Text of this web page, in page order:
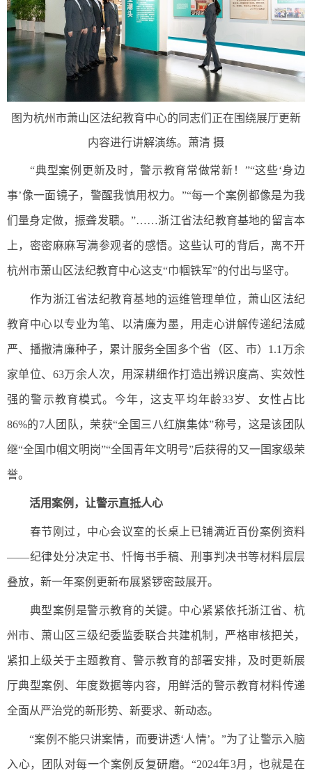
图为杭州市萧山区法纪教育中心的同志们正在围绕展厅更新
内容进行讲解演练。萧清 摄
“典型案例更新及时，警示教育常做常新！”“这些‘身边
事’像一面镜子，警醒我慎用权力。”“每一个案例都像是为我
们量身定做，振聋发聩。”……浙江省法纪教育基地的留言本
上，密密麻麻写满参观者的感悟。这些认可的背后，离不开
杭州市萧山区法纪教育中心这支“巾帼铁军”的付出与坚守。
作为浙江省法纪教育基地的运维管理单位，萧山区法纪
教育中心以专业为笔、以清廉为墨，用走心讲解传递纪法威
严、播撒清廉种子，累计服务全国多个省（区、市）1.1万余
家单位、63万余人次，用深耕细作打造出辨识度高、实效性
强的警示教育模式。今年，这支平均年龄33岁、女性占比
86%的7人团队，荣获“全国三八红旗集体”称号，这是该团队
继“全国巾帼文明岗”“全国青年文明号”后获得的又一国家级荣
誉。
活用案例，让警示直抵人心
春节刚过，中心会议室的长桌上已铺满近百份案例资料
——纪律处分决定书、忏悔书手稿、刑事判决书等材料层层
叠放，新一年案例更新布展紧锣密鼓展开。
典型案例是警示教育的关键。中心紧紧依托浙江省、杭
州市、萧山区三级纪委监委联合共建机制，严格审核把关，
紧扣上级关于主题教育、警示教育的部署安排，及时更新展
厅典型案例、年度数据等内容，用鲜活的警示教育材料传递
全面从严治党的新形势、新要求、新动态。
“案例不能只讲案情，而要讲透‘人情’。”为了让警示入脑
入心，团队对每一个案例反复研磨。“2024年3月，也就是在